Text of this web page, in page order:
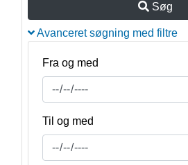
Søg
Avanceret søgning med filtre
Fra og med
Til og med